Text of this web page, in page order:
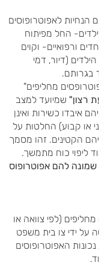
הנחיות לאפוטרופוסים
החל מפיתוח
ורפואיים- וקוים
(דיור, דמי
בגרותם.
מחליפים"
רצון" שמיועד למצב
איבדו כשירות ואינן
או קבוע) החלטות על
הקטינים. זהו מסמך
ליפוי כוח מתמשך.
להם אפוטרופוס
(לפי צוואה או
על ידי צו בית משפט
האפוטרופוסים